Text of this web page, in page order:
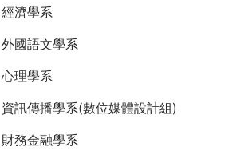
經濟學系
外國語文學系
心理學系
資訊傳播學系(數位媒體設計組)
財務金融學系